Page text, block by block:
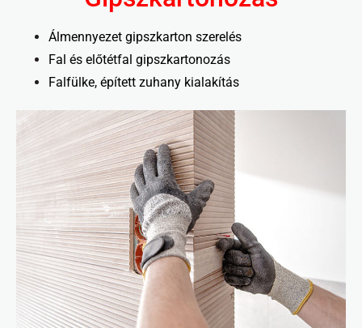
Álmennyezet gipszkarton szerelés
Fal és előtétfal gipszkartonozás
Falfülke, épített zuhany kialakítás